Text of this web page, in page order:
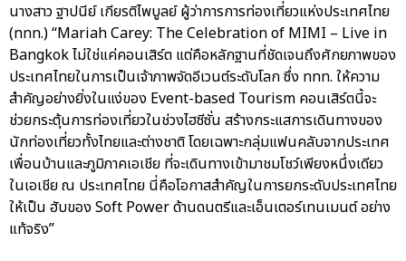
นางสาว ฐาปนีย์ เกียรติไพบูลย์ ผู้ว่าการการท่องเที่ยวแห่งประเทศไทย
(ททท.) “Mariah Carey: The Celebration of MIMI – Live in
Bangkok ไม่ใช่แค่คอนเสิร์ต แต่คือหลักฐานที่ชัดเจนถึงศักยภาพของ
ประเทศไทยในการเป็นเจ้าภาพจัดอีเวนต์ระดับโลก ซึ่ง ททท. ให้ความ
สำคัญอย่างยิ่งในแง่ของ Event-based Tourism คอนเสิร์ตนี้จะ
ช่วยกระตุ้นการท่องเที่ยวในช่วงไฮซีซั่น สร้างกระแสการเดินทางของ
นักท่องเที่ยวทั้งไทยและต่างชาติ โดยเฉพาะกลุ่มแฟนคลับจากประเทศ
เพื่อนบ้านและภูมิภาคเอเชีย ที่จะเดินทางเข้ามาชมโชว์เพียงหนึ่งเดียว
ในเอเชีย ณ ประเทศไทย นี่คือโอกาสสำคัญในการยกระดับประเทศไทย
ให้เป็น ฮับของ Soft Power ด้านดนตรีและเอ็นเตอร์เทนเมนต์ อย่าง
แท้จริง”